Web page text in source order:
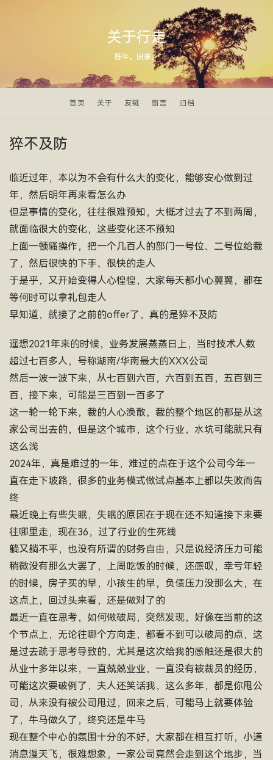
关于行走
陈年。旧事。
首页 关于 友链 留言 归档
猝不及防
临近过年，本以为不会有什么大的变化，能够安心做到过
年，然后明年再来看怎么办
但是事情的变化，往往很难预知，大概才过去了不到两周，
就面临很大的变化，这些变化还不预知
上面一顿骚操作，把一个几百人的部门一号位、二号位给裁
了，然后很快的下手、很快的走人
于是乎，又开始变得人心惶惶，大家每天都小心翼翼，都在
等何时可以拿礼包走人
早知道，就接了之前的offer了，真的是猝不及防
遥想2021年来的时候，业务发展蒸蒸日上，当时技术人数
超过七百多人，号称湖南/华南最大的XXX公司
然后一波一波下来，从七百到六百，六百到五百，五百到三
百，接下来，可能是三百到一百多了
这一轮一轮下来，裁的人心涣散，裁的整个地区的都是从这
家公司出去的，但是这个城市，这个行业，水坑可能就只有
这么浅
2024年，真是难过的一年，难过的点在于这个公司今年一
直在走下坡路，很多的业务模式做试点基本上都以失败而告
终
最近晚上有些失眠，失眠的原因在于现在还不知道接下来要
往哪里走，现在36，过了行业的生死线
躺又躺不平，也没有所谓的财务自由，只是说经济压力可能
稍微没有那么大罢了，上周吃饭的时候，还感叹，幸亏年轻
的时候，房子买的早，小孩生的早，负债压力没那么大，在
这点上，回过头来看，还是做对了的
最近一直在思考，如何做破局，突然发现，好像在当前的这
个节点上，无论往哪个方向走，都看不到可以破局的点，这
是过去疏于思考导致的，尤其是这次给我的感触还是很大的
从业十多年以来，一直兢兢业业，一直没有被裁员的经历，
可能这次要破例了，夫人还笑话我，这么多年，都是你甩公
司，从来没有被公司甩过，回来之后，可能马上就要体验
了，牛马做久了，终究还是牛马
现在整个中心的氛围十分的不好，大家都在相互打听，小道
消息漫天飞，很难想象，一家公司竟然会走到这个地步，当